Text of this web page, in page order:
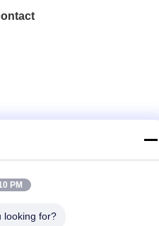
zone Heqiao, Yixing, Jiangsu,
|Sitemap
PM
looking for?